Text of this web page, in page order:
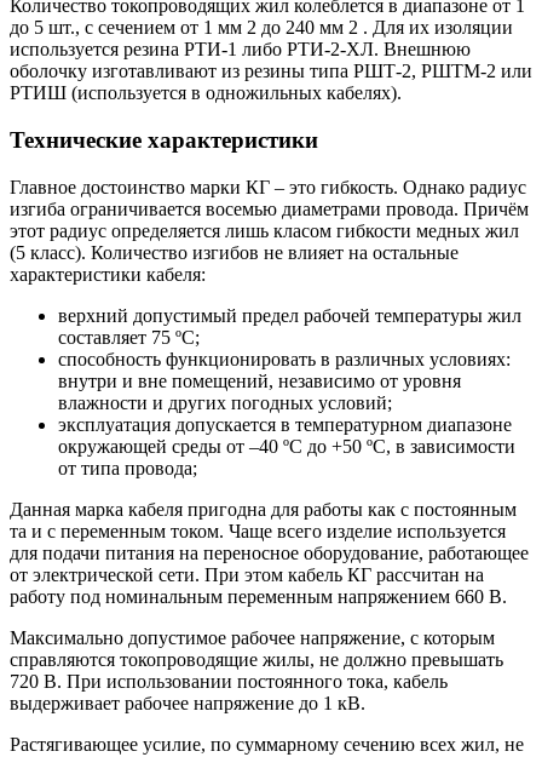
Количество токопроводящих жил колеблется в диапазоне от 1
до 5 шт., с сечением от 1 мм 2 до 240 мм 2 . Для их изоляции
используется резина РТИ-1 либо РТИ-2-ХЛ. Внешнюю
оболочку изготавливают из резины типа РШТ-2, РШТМ-2 или
РТИШ (используется в одножильных кабелях).
Технические характеристики
Главное достоинство марки КГ – это гибкость. Однако радиус
изгиба ограничивается восемью диаметрами провода. Причём
этот радиус определяется лишь класом гибкости медных жил
(5 класс). Количество изгибов не влияет на остальные
характеристики кабеля:
верхний допустимый предел рабочей температуры жил
составляет 75 ºC;
способность функционировать в различных условиях:
внутри и вне помещений, независимо от уровня
влажности и других погодных условий;
эксплуатация допускается в температурном диапазоне
окружающей среды от –40 ºC до +50 ºC, в зависимости
от типа провода;
Данная марка кабеля пригодна для работы как с постоянным
та и с переменным током. Чаще всего изделие используется
для подачи питания на переносное оборудование, работающее
от электрической сети. При этом кабель КГ рассчитан на
работу под номинальным переменным напряжением 660 В.
Максимально допустимое рабочее напряжение, с которым
справляются токопроводящие жилы, не должно превышать
720 В. При использовании постоянного тока, кабель
выдерживает рабочее напряжение до 1 кВ.
Растягивающее усилие, по суммарному сечению всех жил, не